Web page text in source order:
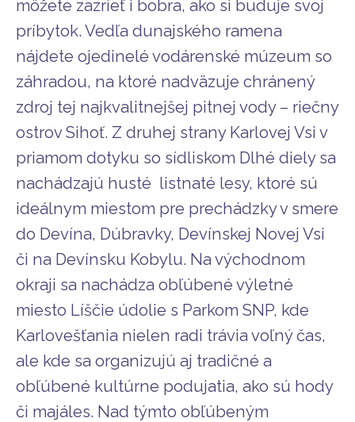
môžete zazrieť i bobra, ako si buduje svoj
príbytok. Vedľa dunajského ramena
nájdete ojedinelé vodárenské múzeum so
záhradou, na ktoré nadväzuje chránený
zdroj tej najkvalitnejšej pitnej vody – riečny
ostrov Sihoť. Z druhej strany Karlovej Vsi v
priamom dotyku so sídliskom Dlhé diely sa
nachádzajú husté listnaté lesy, ktoré sú
ideálnym miestom pre prechádzky v smere
do Devína, Dúbravky, Devínskej Novej Vsi
či na Devínsku Kobylu. Na východnom
okraji sa nachádza obľúbené výletné
miesto Líščie údolie s Parkom SNP, kde
Karlovešťania nielen radi trávia voľný čas,
ale kde sa organizujú aj tradičné a
obľúbené kultúrne podujatia, ako sú hody
či majáles. Nad týmto obľúbeným